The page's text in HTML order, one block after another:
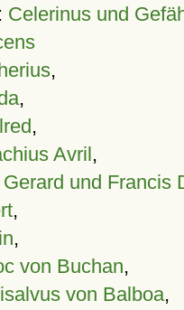
Celerinus und
,
,
,
Avril,
und Francis
,
,
von Buchan,
von Balboa,